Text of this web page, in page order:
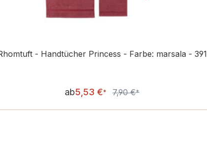
- Handtücher Princess - Farbe: marsala - 391
Verkaufspreis:
ab5,53 €* Regulärer Preis:
7,90 €*